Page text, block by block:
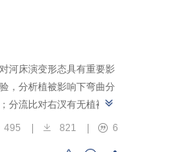
河床演变形态具有重要影
，分析植被影响下弯曲分
分流比对右汊有无植被布
的增加，推移质输沙率峰
495 | 821 | 6